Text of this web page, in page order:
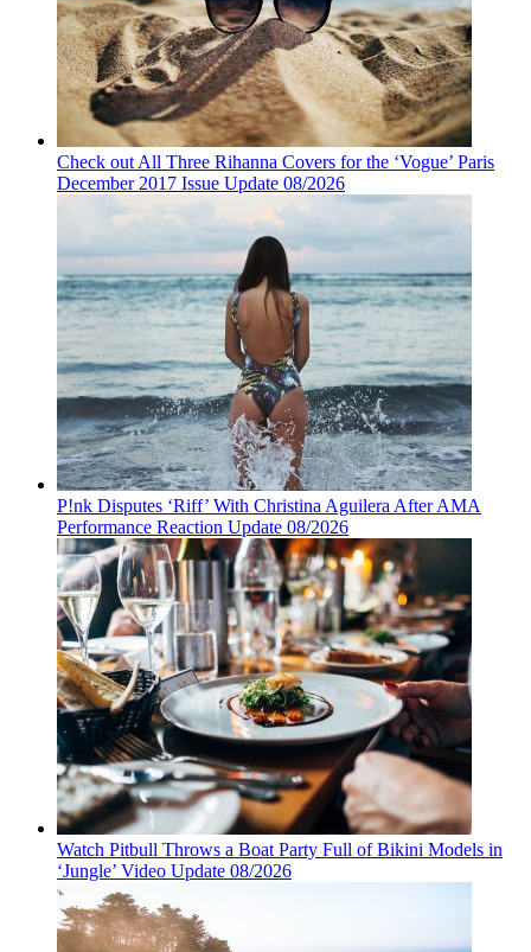
Check out All Three Rihanna Covers for the ‘Vogue’ Paris
December 2017 Issue Update 08/2026
P!nk Disputes ‘Riff’ With Christina Aguilera After AMA
Performance Reaction Update 08/2026
Watch Pitbull Throws a Boat Party Full of Bikini Models in
‘Jungle’ Video Update 08/2026